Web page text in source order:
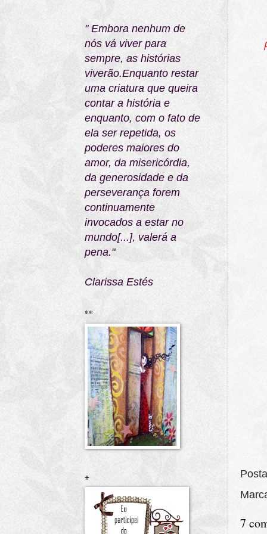
7
" Embora nenhum de
nós vá viver para
sempre, as histórias
viverão.Enquanto restar
uma criatura que queira
contar a história e
enquanto, com o fato de
ela ser repetida, os
poderes maiores do
amor, da misericórdia,
da generosidade e da
perseverança forem
continuamente
invocados a estar no
mundo[...], valerá a
pena."
Clarissa Estés
**
+